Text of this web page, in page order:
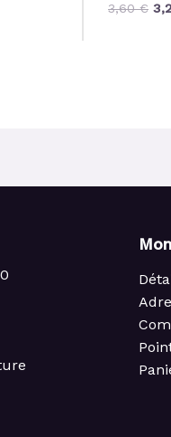
3,60€